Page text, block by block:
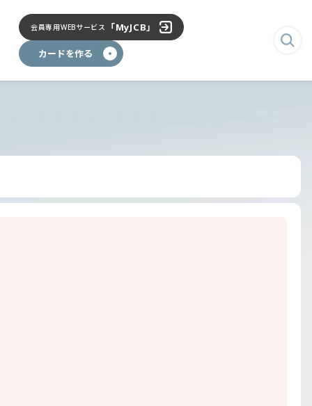
会員専用WEBサービス 「MyJCB」
カードを作る
検
画
示